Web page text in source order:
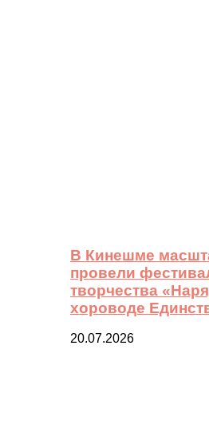
В Кинешме
провели
творчества
хороводе
20.07.2026